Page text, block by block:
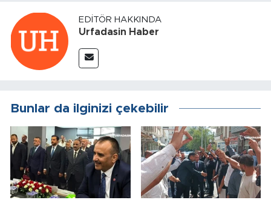
EDITÖR HAKKINDA
Urfadasin Haber
Bunlar da ilginizi çekebilir